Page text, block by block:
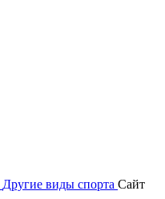
Другие виды спорта Сайт